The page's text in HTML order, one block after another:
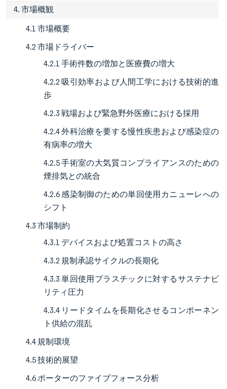
4. 市場概観
4.1 市場概要
4.2 市場ドライバー
4.2.1 手術件数の増加と医療費の増大
4.2.2 吸引効率および人間工学における技術的進
歩
4.2.3 戦場および緊急野外医療における採用
4.2.4 外科治療を要する慢性疾患および感染症の
有病率の増大
4.2.5 手術室の大気質コンプライアンスのための
煙排気との統合
4.2.6 感染制御のための単回使用カニューレへの
シフト
4.3 市場制約
4.3.1 デバイスおよび処置コストの高さ
4.3.2 規制承認サイクルの長期化
4.3.3 単回使用プラスチックに対するサステナビ
リティ圧力
4.3.4 リードタイムを長期化させるコンポーネン
ト供給の混乱
4.4 規制環境
4.5 技術的展望
4.6 ポーターのファイブフォース分析